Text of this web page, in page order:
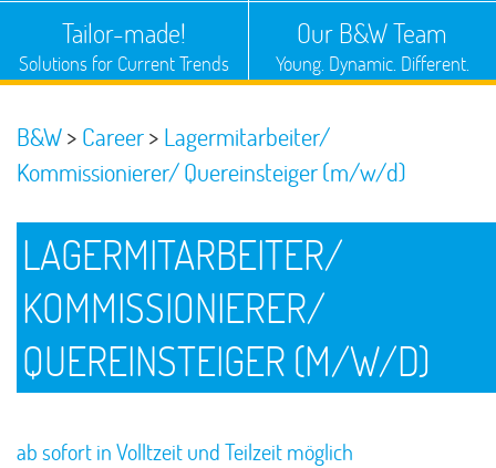
Tailor-made!
Solutions for Current Trends
Our B&W Team
Young. Dynamic. Different.
B&W> Career> Lagermitarbeiter/
Kommissionierer/ Quereinsteiger (m/w/d)
LAGERMITARBEITER/
KOMMISSIONIERER/
QUEREINSTEIGER (M/W/D)
ab sofort in Volltzeit und Teilzeit möglich